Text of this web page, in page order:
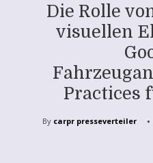
Die Rolle
visuellen
Practices
By carpr presseverteiler